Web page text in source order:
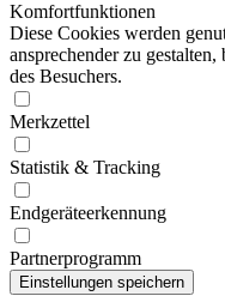
Komfortfunktionen
Diese Cookies werden
ansprechender zu
des Besuchers.
Merkzettel
Statistik & Tracking
Endgeräteerkennung
Partnerprogramm